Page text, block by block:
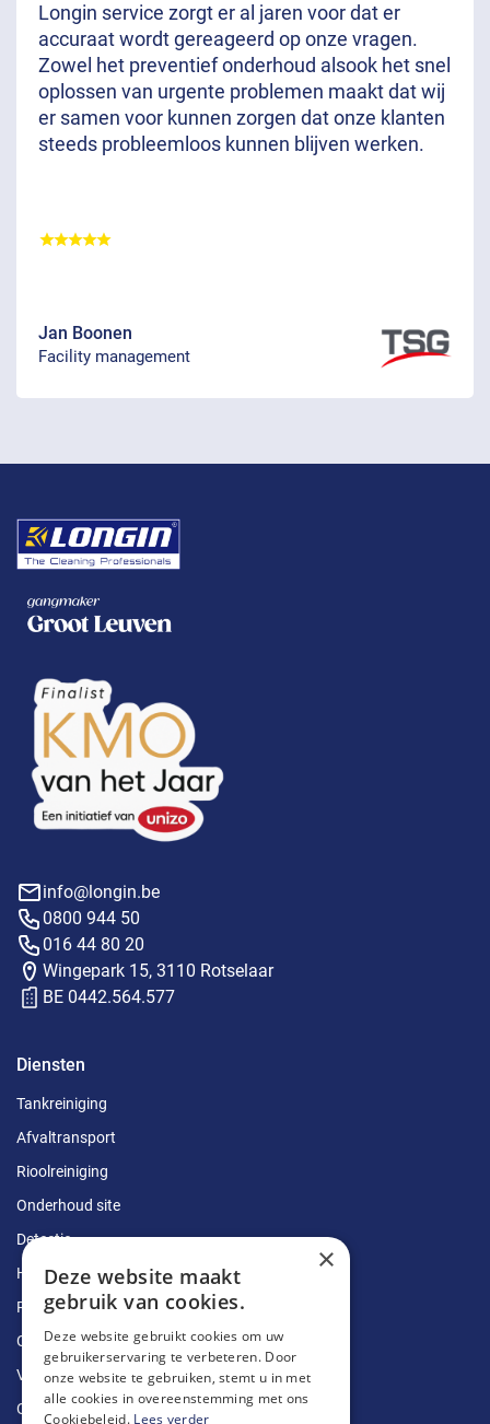
Longin service zorgt er al jaren voor dat er
accuraat wordt gereageerd op onze vragen.
Zowel het preventief onderhoud alsook het snel
oplossen van urgente problemen maakt dat wij
er samen voor kunnen zorgen dat onze klanten
steeds probleemloos kunnen blijven werken.
Jan Boonen
Facility management
info@longin.be
0800 944 50
016 44 80 20
Wingepark 15, 3110 Rotselaar
BE 0442.564.577
Diensten
Tankreiniging
Afvaltransport
Rioolreiniging
Onderhoud site
Detectie
Herstellingen
Ruimingen
Ontstoppingen
Vetputten
Ontkalking
×
Deze website maakt
gebruik van cookies.
Deze website gebruikt cookies om uw
gebruikerservaring te verbeteren. Door
onze website te gebruiken, stemt u in met
alle cookies in overeenstemming met ons
Cookiebeleid. Lees verder